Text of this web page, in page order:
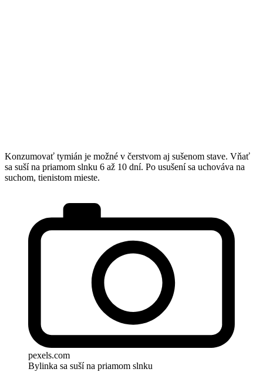
Konzumovať tymián je možné v čerstvom aj sušenom stave. Vňať
sa suší na priamom slnku 6 až 10 dní. Po usušení sa uchováva na
suchom, tienistom mieste.
pexels.com
Bylinka sa suší na priamom slnku